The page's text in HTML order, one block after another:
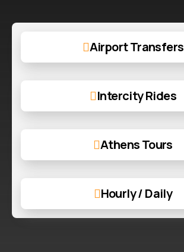
Airport Transfers
Intercity Rides
Athens Tours
Hourly / Daily